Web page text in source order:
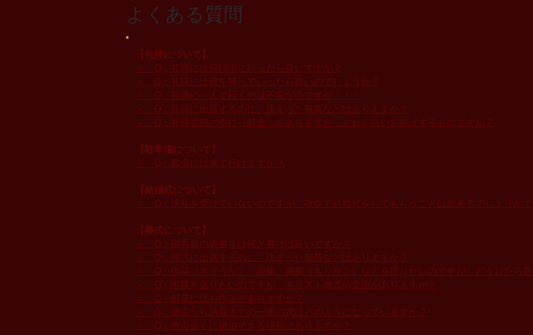
よくある質問
【礼拝について】
＞ Q：礼拝には何時頃に行ったら良いですか？
＞ Q：礼拝には何を持っていったら良いのでしょうか？
＞ Q：礼拝に一人で行くのは不安なのですが・・・
＞ Q：礼拝に出席するのに、決まった服装などはありますか？
＞ Q：礼拝式順の中に「献金」がありますが、どれくらいお献げするものですか？
【駐車場について】
＞ Q：教会には車で行けますか？
​【結婚式について】
＞ Q：洗礼を受けていないのですが、教会で結婚式をしてもらうことは出来るでしょうか？
【葬式について】
＞ Q：御香典の表書きは何と書けば良いですか？
＞ Q：葬式に出席するのに、決まった服装などはありますか？
＞ Q：供花（きょうか）、花輪、盛篭（もりかご）などを送りたいのですが、どうしたら良
＞ Q：弔電を送りたいのですが、キリスト教式の文面がありますか？
＞ Q：献花にはお作法がありますか？
＞ Q：逝去から納骨までの一連の式はどのようになっていますか？
＞ Q：教会近くに宿泊できる場所はありますか？